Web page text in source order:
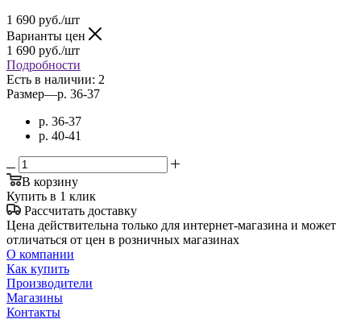
1 690 руб./шт
Варианты цен
1 690 руб./шт
Подробности
Есть в наличии: 2
Размер—р. 36-37
р. 36-37
р. 40-41
В корзину
Купить в 1 клик
Рассчитать доставку
Цена действительна только для интернет-магазина и может
отличаться от цен в розничных магазинах
О компании
Как купить
Производители
Магазины
Контакты